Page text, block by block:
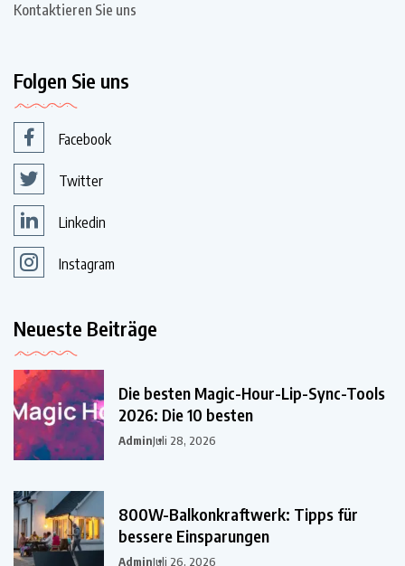
Kontaktieren Sie uns
Folgen Sie uns
Facebook
Twitter
Linkedin
Instagram
Neueste Beiträge
Die besten Magic-Hour-Lip-Sync-Tools
2026: Die 10 besten
AdminJuli 28, 2026
800W-Balkonkraftwerk: Tipps für
bessere Einsparungen
AdminJuli 26, 2026